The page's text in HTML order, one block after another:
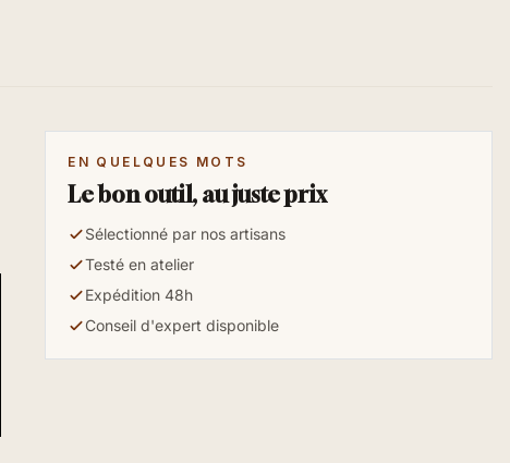
EN QUELQUES MOTS
Le bon outil, au juste prix
Sélectionné par nos artisans
Testé en atelier
Expédition 48h
Conseil d'expert disponible